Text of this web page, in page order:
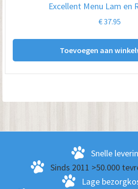
Excellent Menu Lam en
€37.95
Toevoegen aan
Snelle
Sinds 2011 >50.000
Lage